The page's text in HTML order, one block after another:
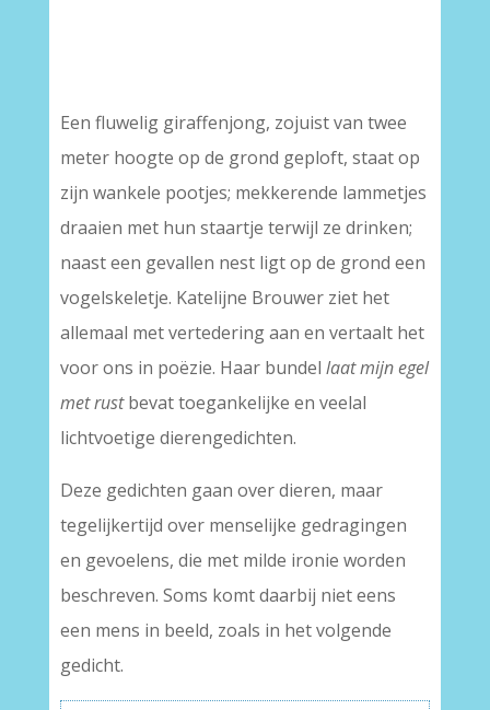
Een fluwelig giraffenjong, zojuist van twee
meter hoogte op de grond geploft, staat op
zijn wankele pootjes; mekkerende lammetjes
draaien met hun staartje terwijl ze drinken;
naast een gevallen nest ligt op de grond een
vogelskeletje. Katelijne Brouwer ziet het
allemaal met vertedering aan en vertaalt het
voor ons in poëzie. Haar bundel laat mijn egel
met rustbevat toegankelijke en veelal
lichtvoetige dierengedichten.
Deze gedichten gaan over dieren, maar
tegelijkertijd over menselijke gedragingen
en gevoelens, die met milde ironie worden
beschreven. Soms komt daarbij niet eens
een mens in beeld, zoals in het volgende
gedicht.